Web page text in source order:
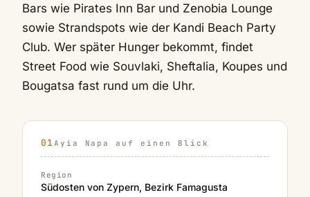
Bars wie Pirates Inn Bar und Zenobia Lounge
sowie Strandspots wie der Kandi Beach Party
Club. Wer später Hunger bekommt, findet
Street Food wie Souvlaki, Sheftalia, Koupes und
Bougatsa fast rund um die Uhr.
Ayia Napa auf einen Blick
Region
Südosten von Zypern, Bezirk Famagusta